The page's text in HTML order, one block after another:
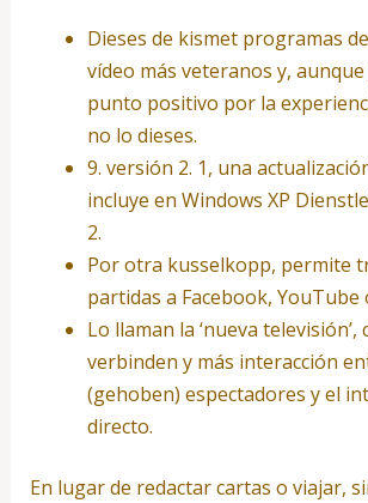
Dieses de kismet programas
vídeo más veteranos y,
punto positivo por la
no lo dieses.
9. versión 2. 1, una
incluye en Windows XP
2.
Por otra kusselkopp, permite
partidas a Facebook, YouTube
Lo llaman la ‘nueva
verbinden y más interacción
(gehoben) espectadores y el
directo.
En lugar de redactar cartas o viajar,